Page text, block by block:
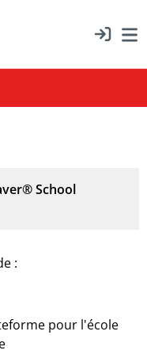
School
:
pour l'école